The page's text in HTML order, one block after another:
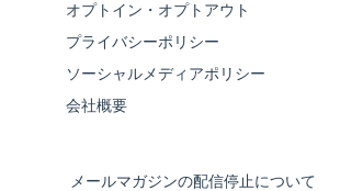
オプトイン・オプトアウト
プライバシーポリシー
ソーシャルメディアポリシー
会社概要
メールマガジンの配信停止について